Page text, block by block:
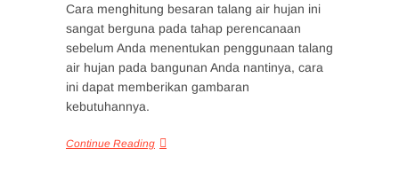
Cara menghitung besaran talang air hujan ini
sangat berguna pada tahap perencanaan
sebelum Anda menentukan penggunaan talang
air hujan pada bangunan Anda nantinya, cara
ini dapat memberikan gambaran
kebutuhannya.
Continue Reading